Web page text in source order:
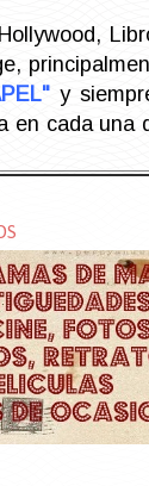
y
en cada una